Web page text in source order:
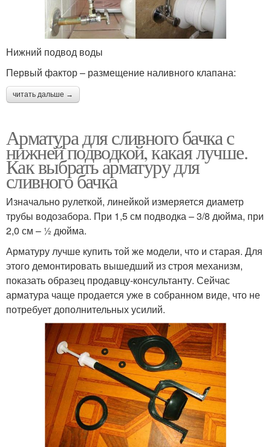
Нижний подвод воды
Первый фактор – размещение наливного клапана:
читать дальше →
Арматура для сливного бачка с
нижней подводкой, какая лучше.
Как выбрать арматуру для
сливного бачка
Изначально рулеткой, линейкой измеряется диаметр
трубы водозабора. При 1,5 см подводка – 3/8 дюйма, при
2,0 см – ½ дюйма.
Арматуру лучше купить той же модели, что и старая. Для
этого демонтировать вышедший из строя механизм,
показать образец продавцу-консультанту. Сейчас
арматура чаще продается уже в собранном виде, что не
потребует дополнительных усилий.